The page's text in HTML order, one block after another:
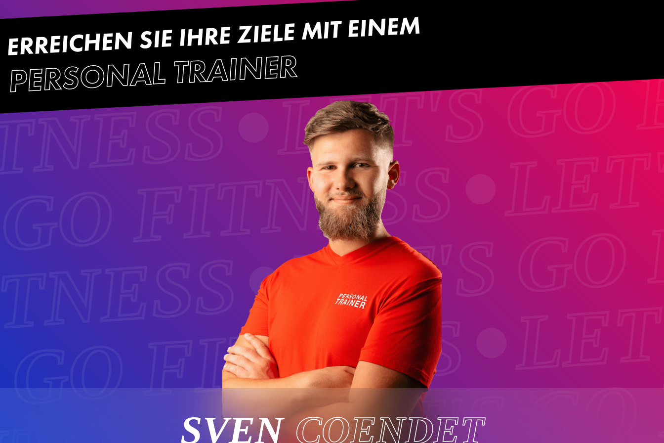
ERREICHEN SIE IHRE ZIELE MIT EINEM
PERSONAL TRAINERLET'S GO
FITNESS
LET'S GO
FITNESS
LET'S
SVEN COENDET